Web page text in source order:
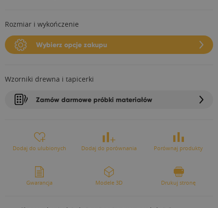
Rozmiar i wykończenie
Wybierz opcje zakupu
Wzorniki drewna i tapicerki
Zamów darmowe próbki materiałów
Dodaj do ulubionych Dodaj do porównania Porównaj produkty
Gwarancja Modele 3D Drukuj stronę